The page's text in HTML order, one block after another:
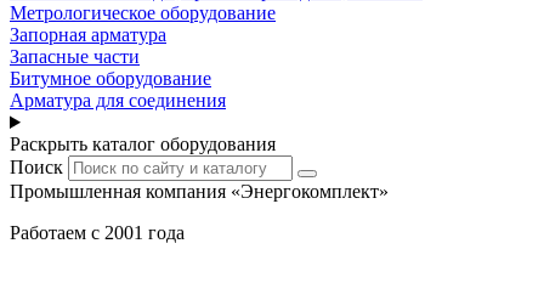
Метрологическое оборудование
Запорная арматура
Запасные части
Битумное оборудование
Арматура для соединения
Раскрыть каталог оборудования
Поиск
Промышленная компания «Энергокомплект»
Работаем с 2001 года